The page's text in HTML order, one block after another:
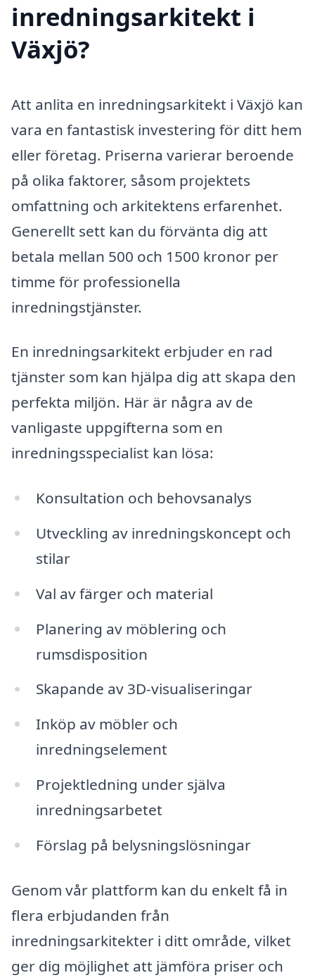
inredningsarkitekt i
Växjö?
Att anlita en inredningsarkitekt i Växjö kan
vara en fantastisk investering för ditt hem
eller företag. Priserna varierar beroende
på olika faktorer, såsom projektets
omfattning och arkitektens erfarenhet.
Generellt sett kan du förvänta dig att
betala mellan 500 och 1500 kronor per
timme för professionella
inredningstjänster.
En inredningsarkitekt erbjuder en rad
tjänster som kan hjälpa dig att skapa den
perfekta miljön. Här är några av de
vanligaste uppgifterna som en
inredningsspecialist kan lösa:
Konsultation och behovsanalys
Utveckling av inredningskoncept och
stilar
Val av färger och material
Planering av möblering och
rumsdisposition
Skapande av 3D-visualiseringar
Inköp av möbler och
inredningselement
Projektledning under själva
inredningsarbetet
Förslag på belysningslösningar
Genom vår plattform kan du enkelt få in
flera erbjudanden från
inredningsarkitekter i ditt område, vilket
ger dig möjlighet att jämföra priser och